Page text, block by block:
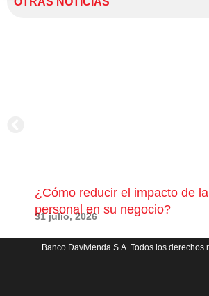
¿Cómo reducir el impacto de
personal en su negocio?
31 julio, 2026
Banco Davivienda S.A. Todos los derechos